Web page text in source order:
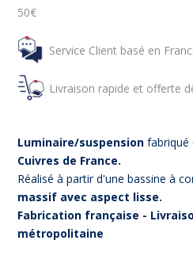
50€
Service Client basé en
Livraison rapide et offerte
Luminaire/suspension fabriqué
Cuivres de France.
Réalisé à partir d'une bassine à
massif avec aspect lisse.
Fabrication française -
métropolitaine